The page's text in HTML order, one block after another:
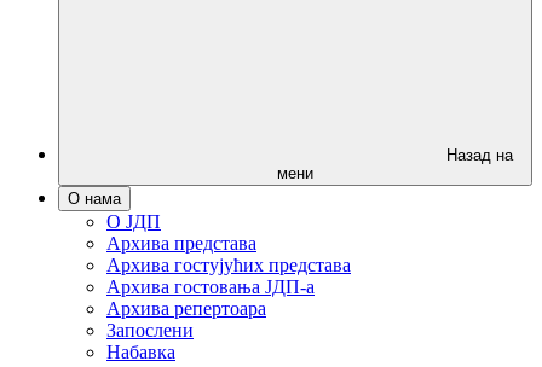
Назад на
мени
О нама
О ЈДП
Архива представа
Архива гостујућих представа
Архива гостовања ЈДП-а
Архива репертоара
Запослени
Набавка